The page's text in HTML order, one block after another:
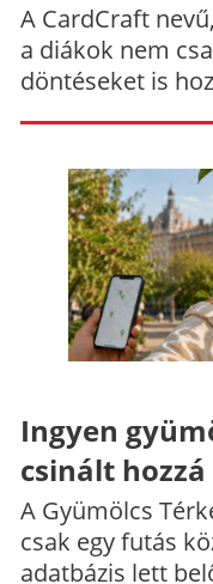
A CardCraft
a diákok nem
döntéseket is
Ingyen
csinált
A Gyümölcs
csak egy futás
adatbázis lett